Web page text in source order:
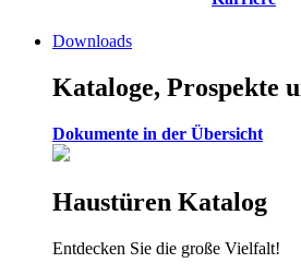
Downloads
Kataloge, Prospekte
Dokumente in der Übersicht
Haustüren Katalog
Entdecken Sie die große Vielfalt!